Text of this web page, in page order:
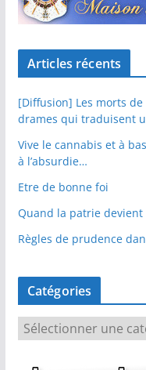
Articles récents
[Diffusion] Les morts
drames qui traduisent
Vive le cannabis et à
à l’absurdie…
Etre de bonne foi
Quand la patrie
Règles de prudence
Catégories
a